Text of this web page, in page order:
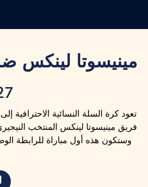
مينيسوتا لينكس
27
تعود كرة السلة النسائية
فريق مينيسوتا لينكس المنتخب